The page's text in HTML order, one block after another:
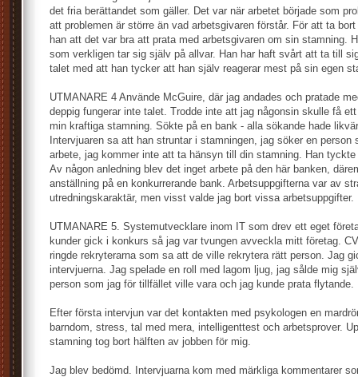
det fria berättandet som gäller. Det var när arbetet började som
att problemen är större än vad arbetsgivaren förstår. För att ta bort
han att det var bra att prata med arbetsgivaren om sin stamning.
som verkligen tar sig själv på allvar. Han har haft svårt att ta till
talet med att han tycker att han själv reagerar mest på sin egen
UTMANARE 4 Använde McGuire, där jag andades och pratade
deppig fungerar inte talet. Trodde inte att jag någonsin skulle få
min kraftiga stamning. Sökte på en bank - alla sökande hade
Intervjuaren sa att han struntar i stamningen, jag söker en person
arbete, jag kommer inte att ta hänsyn till din stamning. Han
Av någon anledning blev det inget arbete på den här banken,
anställning på en konkurrerande bank. Arbetsuppgifterna var av
utredningskaraktär, men visst valde jag bort vissa arbetsuppgifter.
UTMANARE 5. Systemutvecklare inom IT som drev ett eget
kunder gick i konkurs så jag var tvungen avveckla mitt företag.
ringde rekryterarna som sa att de ville rekrytera rätt person. Jag
intervjuerna. Jag spelade en roll med lagom ljug, jag sålde mig
person som jag för tillfället ville vara och jag kunde prata flytande.
Efter första intervjun var det kontakten med psykologen en
barndom, stress, tal med mera, intelligenttest och arbetsprover.
stamning tog bort hälften av jobben för mig.
Jag blev bedömd. Intervjuarna kom med märkliga kommentarer